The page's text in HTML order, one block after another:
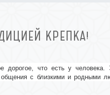
КРЕПКА!
дорогое, что есть у
общения с близкими и родными